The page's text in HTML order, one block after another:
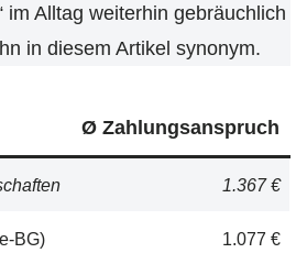
im Alltag weiterhin gebräuchlich
in diesem Artikel synonym.
Ø Zahlungsanspruch
1.367 €
BG) 1.077 €